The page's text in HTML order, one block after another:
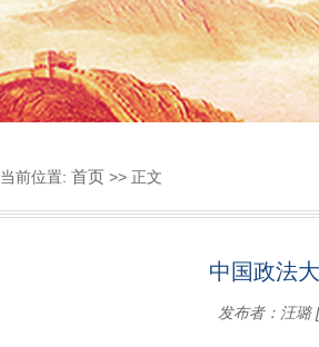
当前位置: 首页 >> 正文
中国政法
发布者：汪璐